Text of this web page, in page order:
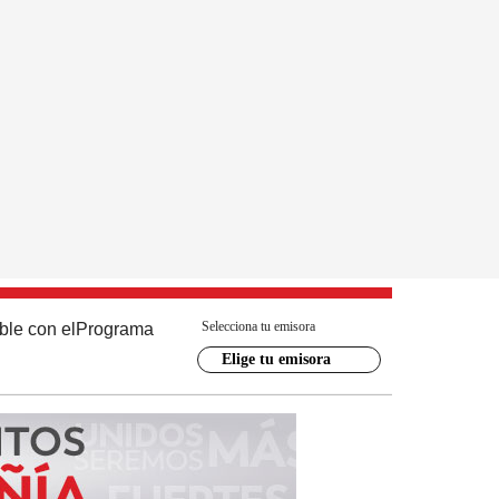
con el Programa Selecciona tu emisora
Elige tu emisora